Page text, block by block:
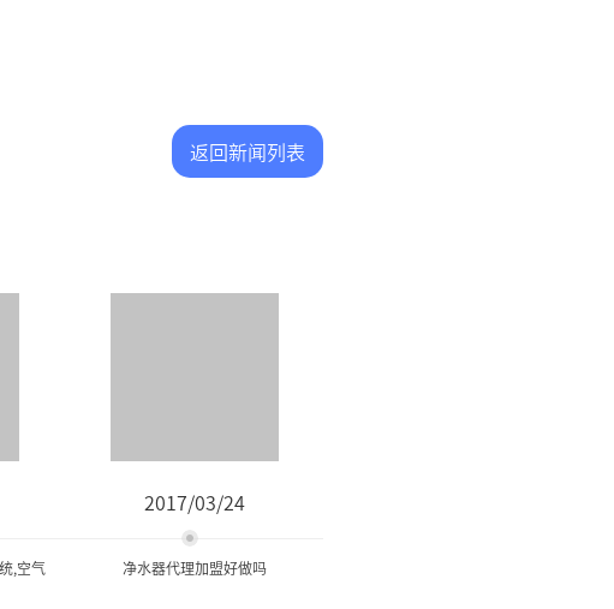
返回新闻列表
,空气
2017/03/24
净水器代理加盟好做吗